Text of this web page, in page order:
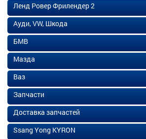
Ленд Ровер Фрилендер 2
Ауди, VW, Шкода
БМВ
Мазда
Ваз
Запчасти
Доставка запчастей
Ssang Yong KYRON